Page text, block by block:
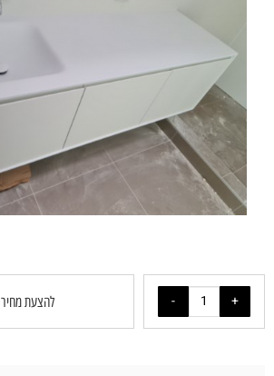
להצעת מחיר